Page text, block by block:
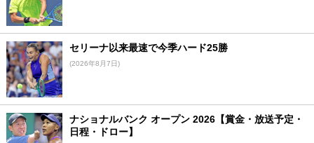
セリーナ以来最速で今季ハード25勝
(2026年8月7日)
ナショナルバンク オープン 2026【賞金・放送予定・
日程・ドロー】